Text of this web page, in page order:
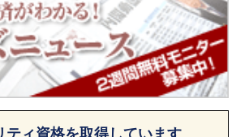
ティ資格を取得しています